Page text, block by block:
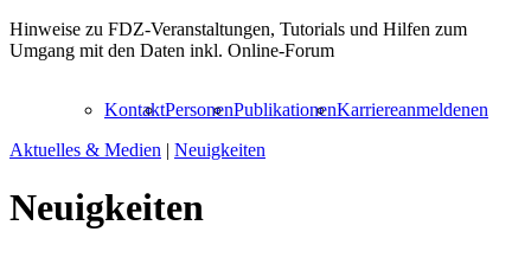
Hinweise zu FDZ-Veranstaltungen, Tutorials und Hilfen zum
Umgang mit den Daten inkl. Online-Forum
KontaktPersonenPublikationenKarriereanmeldenen
Aktuelles & Medien | Neuigkeiten
Neuigkeiten